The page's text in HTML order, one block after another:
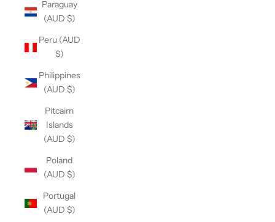
Paraguay
(AUD $)
Peru (AUD
$)
Philippines
(AUD $)
Pitcairn
Islands
(AUD $)
Poland
(AUD $)
Portugal
(AUD $)